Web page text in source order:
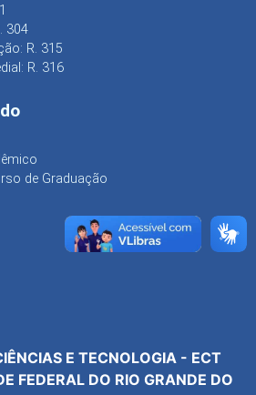
304
R. 315
R. 316
de Graduação
E TECNOLOGIA - ECT
FEDERAL DO RIO GRANDE DO